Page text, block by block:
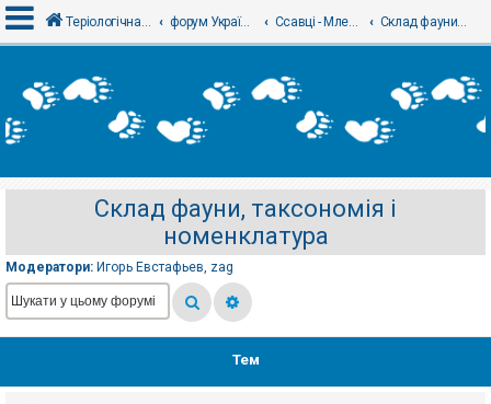
х
і
с
р
а
ц
і
Теріологічна школа форум Українського теріологічного товариства Ссавці - Млекопитающие Склад фауни, таксономія і номенклатура
Склад фауни, таксономія і
номенклатура
Модератори: Игорь Евстафьев, zag
Тем